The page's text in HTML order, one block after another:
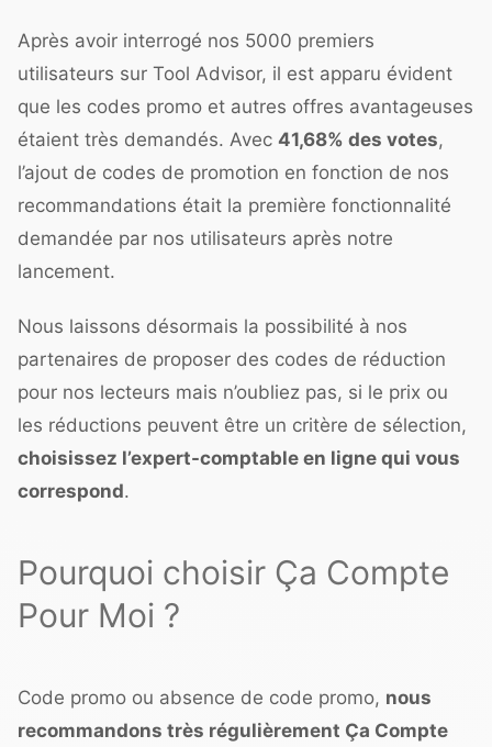
Après avoir interrogé nos 5000 premiers
utilisateurs sur Tool Advisor, il est apparu évident
que les codes promo et autres offres avantageuses
étaient très demandés. Avec 41,68% des votes,
l’ajout de codes de promotion en fonction de nos
recommandations était la première fonctionnalité
demandée par nos utilisateurs après notre
lancement.
Nous laissons désormais la possibilité à nos
partenaires de proposer des codes de réduction
pour nos lecteurs mais n’oubliez pas, si le prix ou
les réductions peuvent être un critère de sélection,
choisissez l’expert-comptable en ligne qui vous
correspond.
Pourquoi choisir Ça Compte
Pour Moi ?
Code promo ou absence de code promo, nous
recommandons très régulièrement Ça Compte